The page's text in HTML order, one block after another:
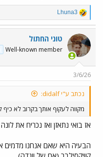
R
e
a
c
t
i
o
s
Lhuna3
טוני החתול
Well-known member
3/6/26
נכתב ע"י didalf:
מקווה לעקוף אותך בקרוב לא כיף
אז בואי נתאזן ואז נכריח את